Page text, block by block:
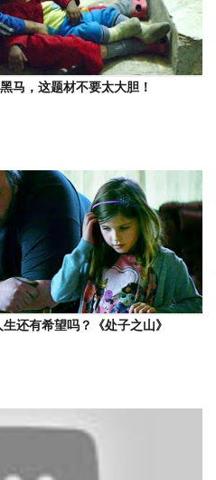
马，这题材不要太大胆！
还有希望吗？《处子之山》